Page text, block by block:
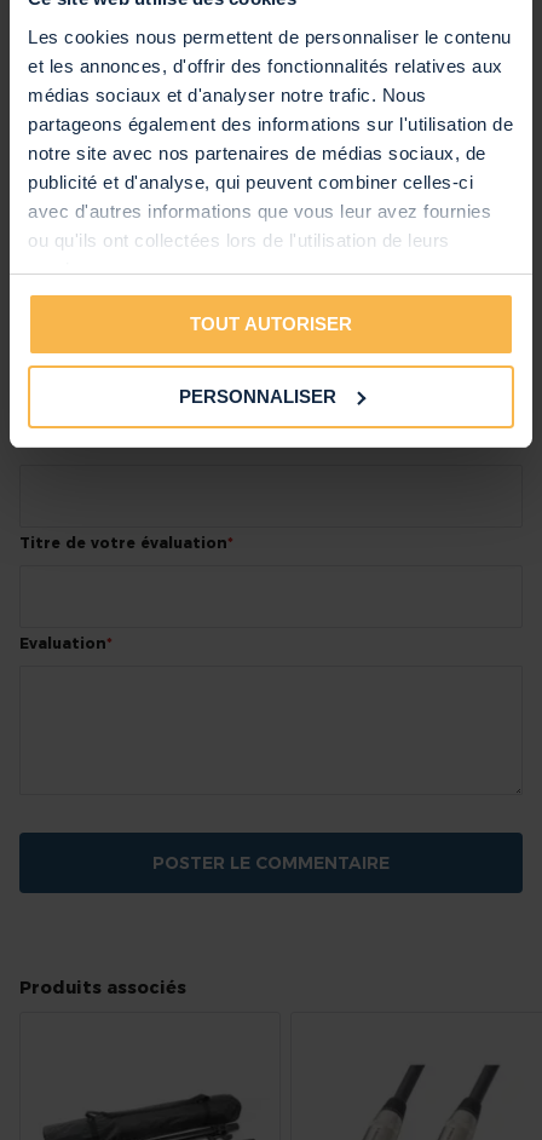
Les cookies nous permettent de personnaliser le contenu
et les annonces, d'offrir des fonctionnalités relatives aux
médias sociaux et d'analyser notre trafic. Nous
partageons également des informations sur l'utilisation de
notre site avec nos partenaires de médias sociaux, de
publicité et d'analyse, qui peuvent combiner celles-ci
avec d'autres informations que vous leur avez fournies
ou qu'ils ont collectées lors de l'utilisation de leurs
services.
TOUT AUTORISER
PERSONNALISER
Garantie
2 ans
Notice d'Utilisation
Anglais, Néerlandais, Allemand,
Français, Espagnol
Notice d'utilisation - Max MAX15SUB - Caisson de
Basse Passif 1200 Watts (1.21 MB)
Commentaires
MAX Max15SUB - Caisson de Basses Passif 1200
Surnom
Titre de votre évaluation
Evaluation
POSTER LE COMMENTAIRE
Produits associés